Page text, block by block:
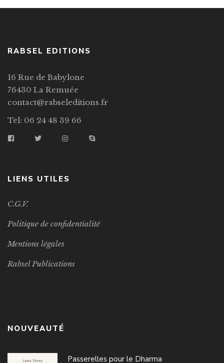
RABSEL EDITIONS
16 Rue de Babylone
76430 La Remuée
contact@rabseleditions.fr
Tel: 06 24 48 39 66
LIENS UTILES
C.G.V.
Politique de confidentialité
Mentions légales
Rabsel Publications
NOUVEAUTÉ
Passerelles pour le Dharma